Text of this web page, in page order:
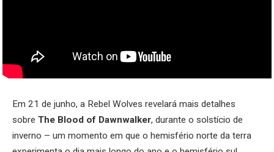
Em 21 de junho, a Rebel Wolves revelará mais detalhes
sobre The Blood of Dawnwalker, durante o solstício de
inverno – um momento em que o hemisfério norte da terra